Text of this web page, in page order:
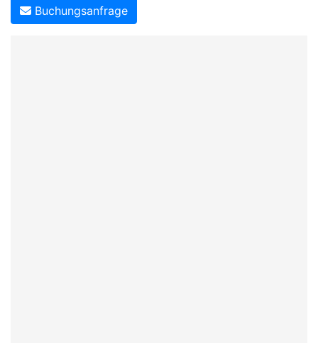
Buchungsanfrage